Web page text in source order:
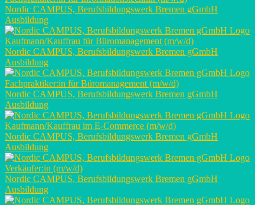
Nordic CAMPUS, Berufsbildungswerk Bremen gGmbH
Ausbildung
Kaufmann/Kauffrau für Büromanagement (m/w/d)
Nordic CAMPUS, Berufsbildungswerk Bremen gGmbH
Ausbildung
Fachpraktiker:in für Büromanagement (m/w/d)
Nordic CAMPUS, Berufsbildungswerk Bremen gGmbH
Ausbildung
Kaufmann/Kauffrau im E-Commerce (m/w/d)
Nordic CAMPUS, Berufsbildungswerk Bremen gGmbH
Ausbildung
Verkäufer:in (m/w/d)
Nordic CAMPUS, Berufsbildungswerk Bremen gGmbH
Ausbildung